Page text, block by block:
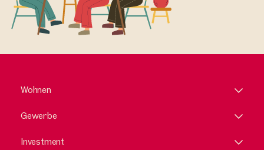
Wohnen
Gewerbe
Investment